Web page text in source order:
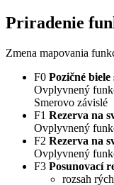
Priradenie
Zmena mapovania
F0 Pozičné biele
Ovplyvnený
Smerovo závislé
F1 Rezerva na
Ovplyvnený
F2 Rezerva na
Ovplyvnený
F3 Posunovací
rozsah